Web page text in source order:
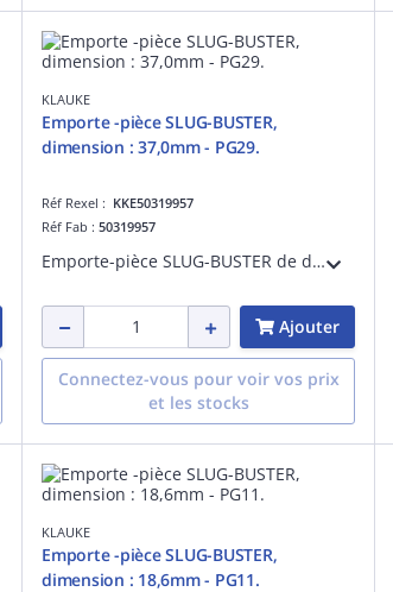
KLAUKE
Emporte -pièce SLUG-BUSTER,
dimension : 37,0mm - PG29.
Réf Rexel : KKE50319957
Réf Fab : 50319957
Emporte-pièce SLUG-BUSTER de diamètre 37,0mm - PG29. Système comprenant un axe avec butée à billes, le poinçon et la matrice de diamètre 37,0mm pour une utilisation manuelle ou hydraulique
Ajouter
Connectez-vous pour voir vos prix
et les stocks
KLAUKE
Emporte -pièce SLUG-BUSTER,
dimension : 18,6mm - PG11.